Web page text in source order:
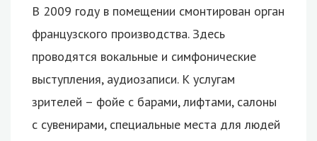
В 2009 году в помещении смонтирован орган
французского производства. Здесь
проводятся вокальные и симфонические
выступления, аудиозаписи. К услугам
зрителей – фойе с барами, лифтами, салоны
с сувенирами, специальные места для людей